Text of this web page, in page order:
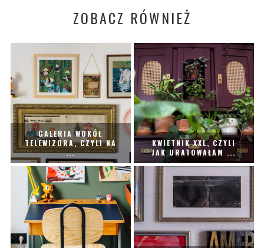
ZOBACZ RÓWNIEŻ
GALERIA WOKÓŁ
TELEWIZORA, CZYLI NA
...
KWIETNIK XXL, CZYLI
JAK URATOWAŁAM ...